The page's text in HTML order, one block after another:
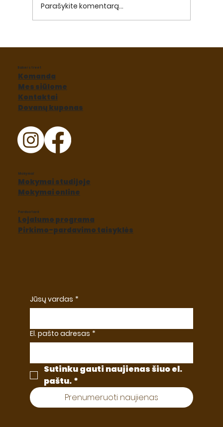
2024-ųjų skonių tendencijos
Parašykite komentarą...
Komanda
Mes siūlome
Kontaktai
Dovanų kuponas
Baker street
Parduotuvė
Lojalumo programa
Pirkimo-pardavimo taisyklės
Mokymai
Mokymai studijoje
Mokymai online
Jūsų vardas *
El. pašto adresas *
Sutinku gauti naujienas šiuo el.
paštu. *
Prenumeruoti naujienas